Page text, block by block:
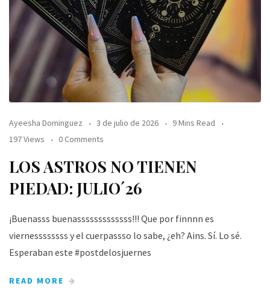
Ayeesha Dominguez 3 de julio de 2026
9 Mins Read
197 Views
0 Comments
LOS ASTROS NO TIENEN
PIEDAD: JULIO´26
¡Buenasss buenasssssssssssss!!! Que por finnnn es
viernessssssss y el cuerpassso lo sabe, ¿eh? Ains. Sí. Lo sé.
Esperaban este #postdelosjuernes
READ MORE